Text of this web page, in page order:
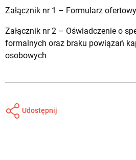
Załącznik nr 1 – Formularz ofertowy
Załącznik nr 2 – Oświadczenie o
formalnych oraz braku powiązań
osobowych
Udostępnij